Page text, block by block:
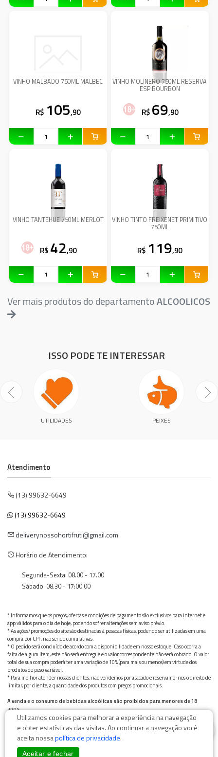
VINHO MALBADO 750ML MALBEC
R$ 105,90
VINHO MOLINERO 750ML RESERVA
ESP BOURBON
R$ 69,90
VINHO TANTEHUE 750ML MERLOT
R$ 42,90
VINHO TINTO FREIXENET PRIMITIVO
750ML
R$ 119,90
Ver mais produtos do departamentoALCOOLICOS
ISSO PODE TE INTERESSAR
UTILIDADES PEIXES
Atendimento
(13) 99632-6649
(13) 99632-6649
deliverynossohortifruti@gmail.com
Horário de Atendimento:
Segunda-Sexta: 08.00 - 17.00
Sábado: 08.30 - 17:00:00
* Informamos que os preços, ofertas e condições de pagamento são exclusivos para internet e
app válidos para o dia de hoje, podendo sofrer alterações sem aviso prévio.
* As ações/promoções do site são destinadas à pessoas físicas, podendo ser utilizadas em uma
compra por CPF, não sendo cumulativas.
* O pedido será concluído de acordo com a disponibilidade em nosso estoque. Caso ocorra a
falta de algum item, este não será entregue e o valor correspondente não será cobrado. O valor
total de sua compra poderá ter uma variação de 10% (para mais ou menos) em virtude dos
produtos de peso variável.
* Para melhor atender nossos clientes, não vendemos por atacado e reservamo-nos o direito de
limitar, por cliente, a quantidade dos produtos com preços promocionais.
A venda e o consumo de bebidas alcoólicas são proibidos para menores de 18
anos.
Bebida alcoólica pode causar dependência química e, em excesso, provoca graves males à saúde.
Beba com moderação
Utilizamos cookies para melhorar a experiência na navegação
e obter estatísticas das visitas. Ao continuar a navegação você
aceita nossapolítica de privacidade.
Aceitar e fechar